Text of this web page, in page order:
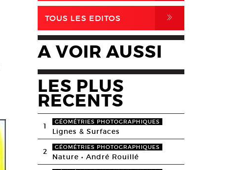
TOUS LES EDITOS ,
A VOIR AUSSI
LES PLUS
RECENTS
1 GÉOMÉTRIES PHOTOGRAPHIQUES
Lignes & Surfaces
2 GÉOMÉTRIES PHOTOGRAPHIQUES
Nature • André Rouillé